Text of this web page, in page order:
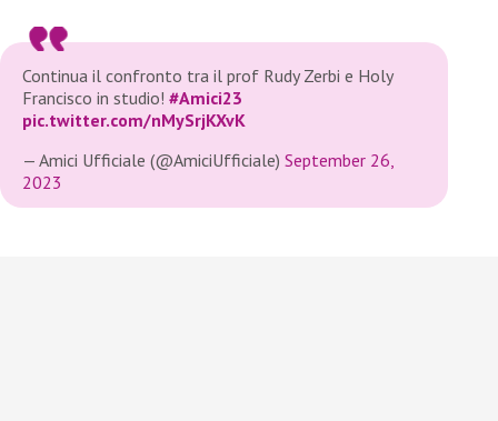
Continua il confronto tra il prof Rudy Zerbi e Holy
Francisco in studio! #Amici23
pic.twitter.com/nMySrjKXvK
— Amici Ufficiale (@AmiciUfficiale) September 26,
2023